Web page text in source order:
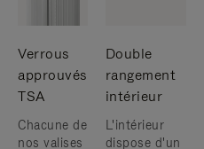
Verrous
approuvés
TSA
Chacune de
nos valises
Double
rangement
intérieur
L'intérieur
dispose d'un